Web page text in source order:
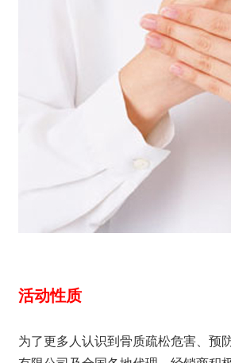
活动性质
为了更多人认识到骨质疏松危害、预